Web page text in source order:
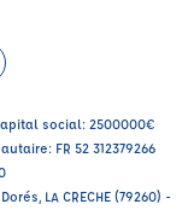
fenêtre)fenêtre)
(nouvelle fenêtre)
(nouvelle
Capital social: 2500000€
FR 52 312379266
LA CRECHE (79260) -